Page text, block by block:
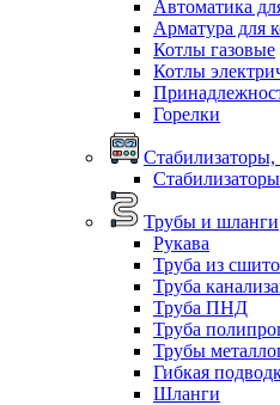
Автоматика
Арматура для
Котлы газовые
Котлы
Горелки
Трубы и шланги
Рукава
Труба из
Труба
Труба ПНД
Труба
Трубы
Гибкая
Шланги